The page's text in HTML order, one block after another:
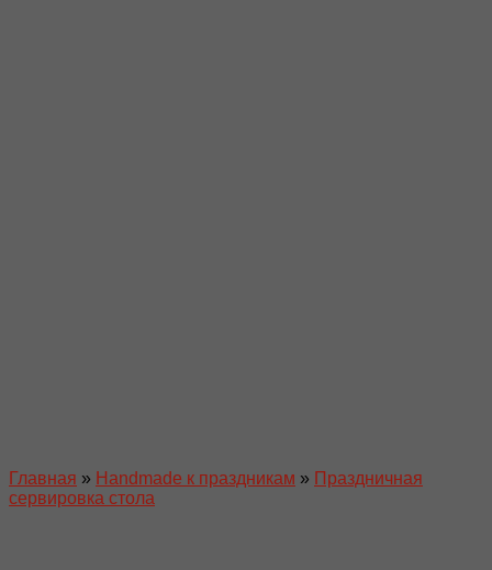
Главная » Handmade к праздникам » Праздничная
сервировка стола